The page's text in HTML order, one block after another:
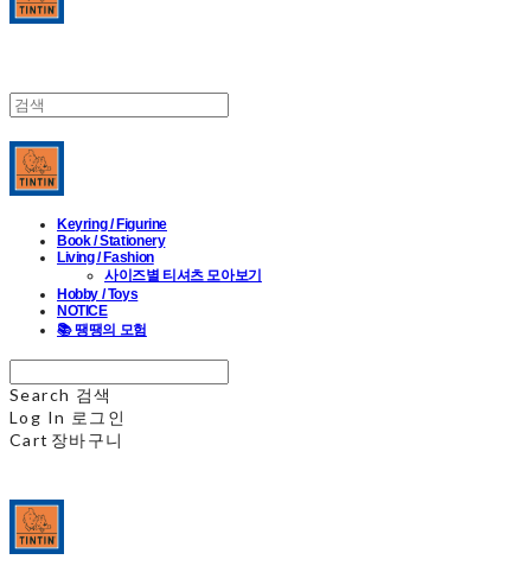
Keyring / Figurine
Book / Stationery
Living / Fashion
사이즈별 티셔츠 모아보기
Hobby / Toys
NOTICE
📚 땡땡의 모험
Search 검색
Log In 로그인
Cart 장바구니